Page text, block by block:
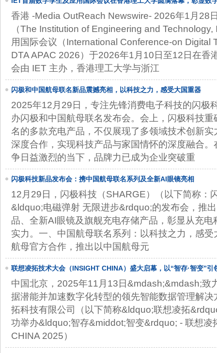
香港 -Media OutReach Newswire- 2026年1月28
（The Institution of Engineering and
用国际会议（International Conference-on Digital
DTA APAC 2026）于2026年1月10日至12日在香
会由 IET 主办，香港理工大学与浙江
闪极和中国航母联名新品震撼亮相，以科技之力，感受大国重器
2025年12月29日，专注先锋消费电子科技的闪极
办闪极和中国航母联名发布会。会上，闪极科技
名的多款充电产品，不仅展现了多领域技术创新
深度合作，实现科技产品与家国情怀的深度融合
争日益激烈的当下，品牌力已成为企业突破重
闪极科技新品发布会：携中国航母联名系列及全新AI眼镜亮相
12月29日，闪极科技（SHARGE）（以下简称：
&ldquo;电磁弹射 无限进步&rdquo;的发布会，推
品、全新AI眼镜及旗舰充电存储产品，彰显从充
实力。一、中国航母联名系列：以科技之力，感
航母官方合作，推出以中国航母元
联想凌拓技术大会（INSIGHT CHINA）盛大启幕，以“智存·智变”引
中国北京，2025年11月13日&mdash;&mdash;致
据潜能并加速数字化转型的领先智能数据管理解
拓科技有限公司（以下简称&ldquo;联想凌拓
功举办&ldquo;智存&middot;智变&rdquo; - 联想凌
CHINA 2025）